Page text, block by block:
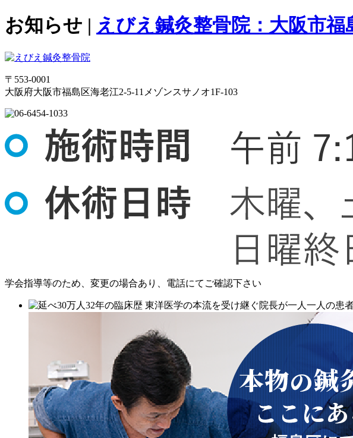
お知らせ | えびえ鍼灸整骨院：大阪市
〒553-0001
大阪府大阪市福島区海老江2-5-11メゾンスサノオ1F-103
学会指導等のため、変更の場合あり、電話にてご確認下さい